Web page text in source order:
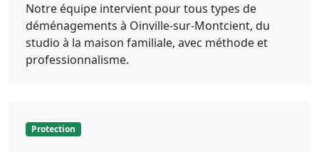
Notre équipe intervient pour tous types de
déménagements à Oinville-sur-Montcient, du
studio à la maison familiale, avec méthode et
professionnalisme.
Protection